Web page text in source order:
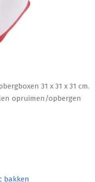
31 x 31 x 31 cm.
opruimen/opbergen
bakken